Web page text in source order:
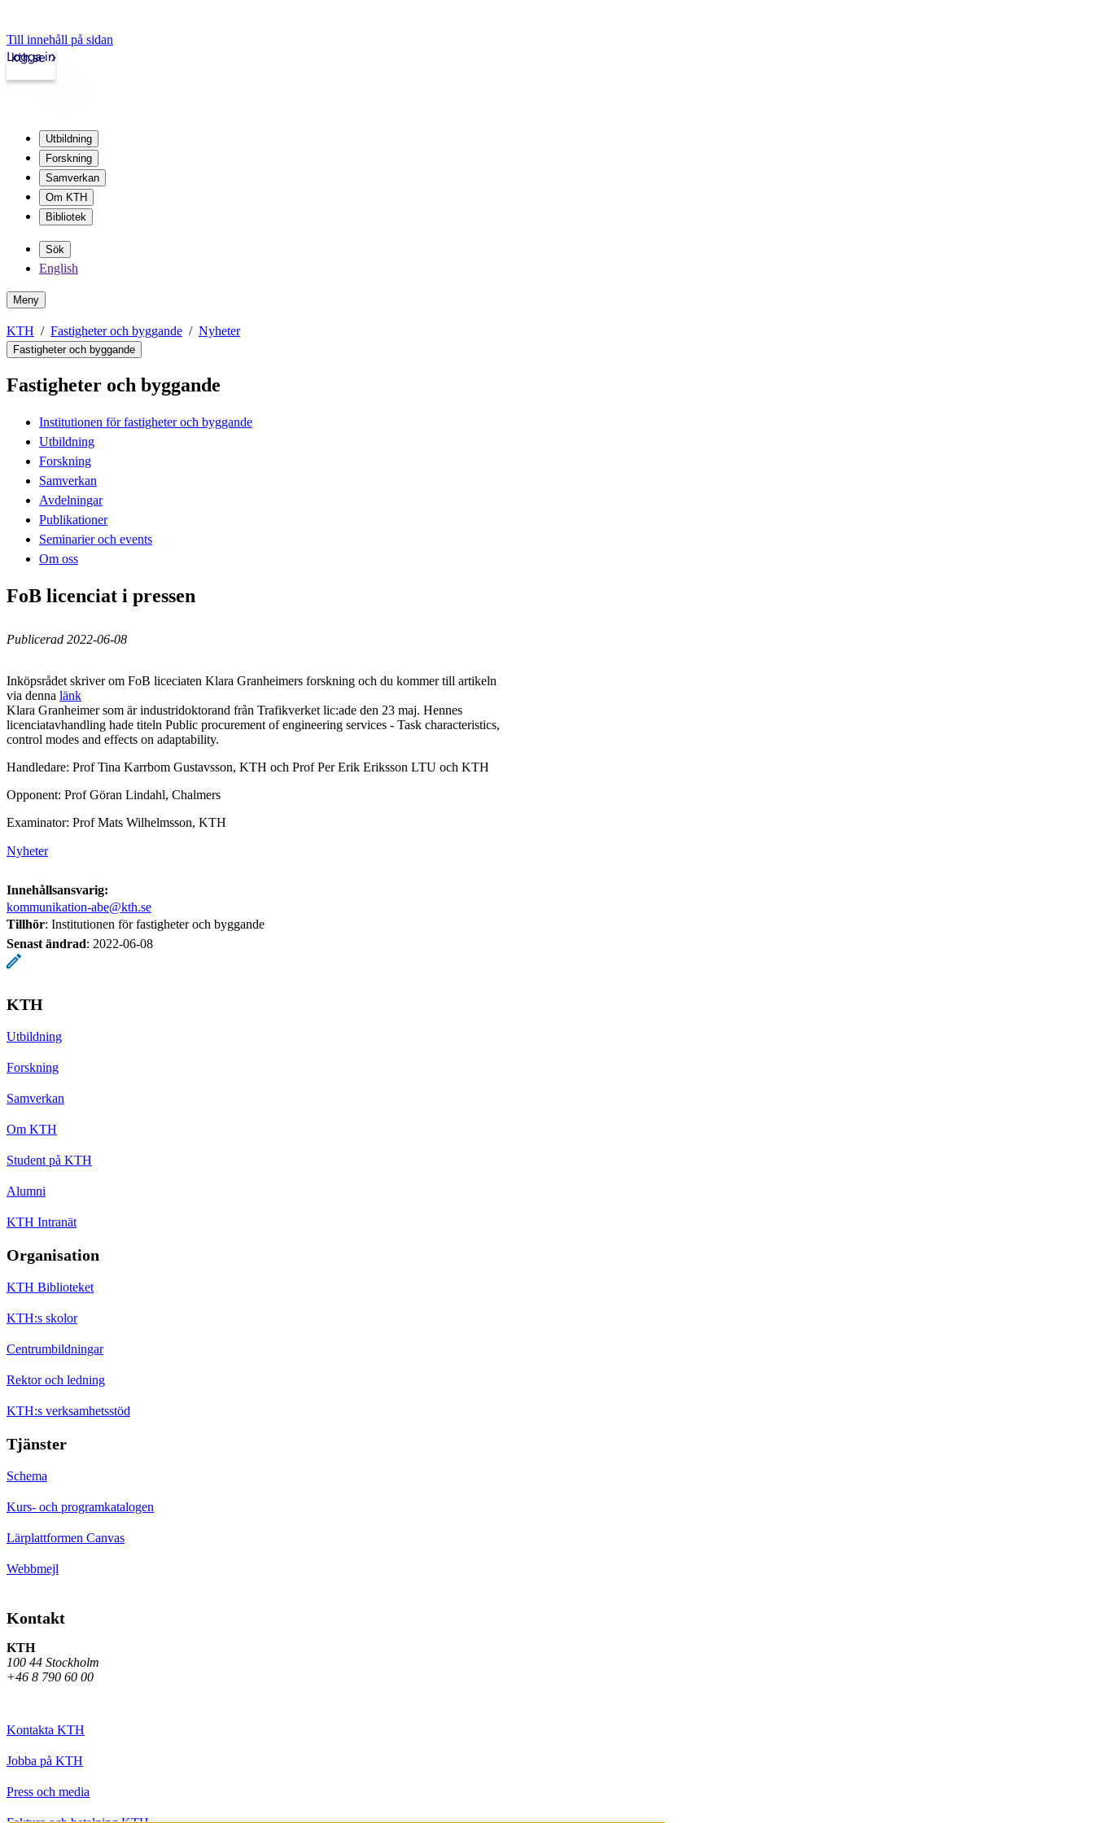
Till innehåll på sidan
kth.se
Logga in
Utbildning
Forskning
Samverkan
Om KTH
Bibliotek
Sök
English
Meny
KTH Fastigheter och byggande Nyheter
Fastigheter och byggande
Fastigheter och byggande
Institutionen för fastigheter och byggande
Utbildning
Forskning
Samverkan
Avdelningar
Publikationer
Seminarier och events
Om oss
FoB licenciat i pressen
Publicerad 2022-06-08
Inköpsrådet skriver om FoB liceciaten Klara Granheimers forskning och du kommer till artikeln
via denna länk
Klara Granheimer som är industridoktorand från Trafikverket lic:ade den 23 maj. Hennes
licenciatavhandling hade titeln Public procurement of engineering services - Task characteristics,
control modes and effects on adaptability.
Handledare: Prof Tina Karrbom Gustavsson, KTH och Prof Per Erik Eriksson LTU och KTH
Opponent: Prof Göran Lindahl, Chalmers
Examinator: Prof Mats Wilhelmsson, KTH
Nyheter
Innehållsansvarig:
kommunikation-abe@kth.se
Tillhör: Institutionen för fastigheter och byggande
Senast ändrad: 2022-06-08
KTH
Utbildning
Forskning
Samverkan
Om KTH
Student på KTH
Alumni
KTH Intranät
Organisation
KTH Biblioteket
KTH:s skolor
Centrumbildningar
Rektor och ledning
KTH:s verksamhetsstöd
Tjänster
Schema
Kurs- och programkatalogen
Lärplattformen Canvas
Webbmejl
Kontakt
KTH
100 44 Stockholm
+46 8 790 60 00
Kontakta KTH
Jobba på KTH
Press och media